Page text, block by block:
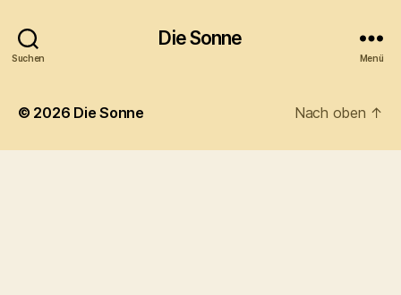
Suchen
Die Sonne
Menü
© 2026 Die Sonne Nach oben ↑